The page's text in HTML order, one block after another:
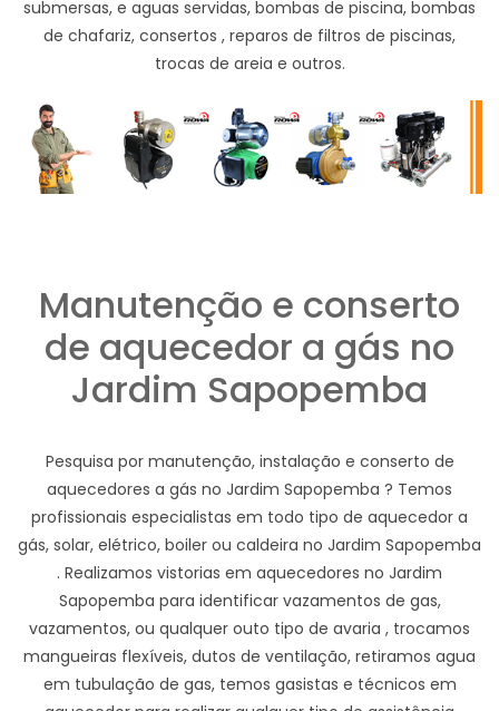
submersas, e aguas servidas, bombas de piscina, bombas
de chafariz, consertos , reparos de filtros de piscinas,
trocas de areia e outros.
Manutenção e conserto
de aquecedor a gás no
Jardim Sapopemba
Pesquisa por manutenção, instalação e conserto de
aquecedores a gás no Jardim Sapopemba ? Temos
profissionais especialistas em todo tipo de aquecedor a
gás, solar, elétrico, boiler ou caldeira no Jardim Sapopemba
. Realizamos vistorias em aquecedores no Jardim
Sapopemba para identificar vazamentos de gas,
vazamentos, ou qualquer outo tipo de avaria , trocamos
mangueiras flexíveis, dutos de ventilação, retiramos agua
em tubulação de gas, temos gasistas e técnicos em